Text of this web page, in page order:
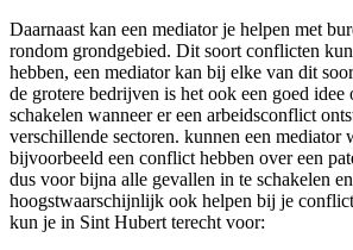
Daarnaast kan een mediator je helpen met
rondom grondgebied. Dit soort conflicten
hebben, een mediator kan bij elke van dit
de grotere bedrijven is het ook een goed idee
schakelen wanneer er een arbeidsconflict
verschillende sectoren. kunnen een mediator
bijvoorbeeld een conflict hebben over een
dus voor bijna alle gevallen in te schakelen
hoogstwaarschijnlijk ook helpen bij je
kun je in Sint Hubert terecht voor: